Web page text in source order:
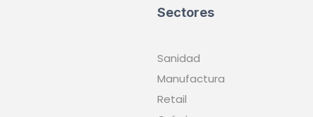
Sectores
Sanidad
Manufactura
Retail